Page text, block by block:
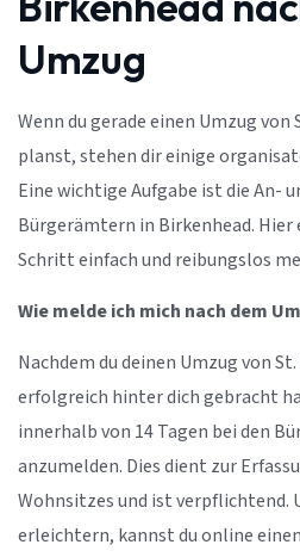
Umzug
Wenn du gerade einen Umzug
planst, stehen dir einige
Eine wichtige Aufgabe ist die An-
Bürgerämtern in Birkenhead. Hier
Schritt einfach und reibungslos
Wie melde ich mich nach dem
Nachdem du deinen Umzug von
erfolgreich hinter dich gebracht
innerhalb von 14 Tagen bei den
anzumelden. Dies dient zur
Wohnsitzes und ist verpflichtend.
erleichtern, kannst du online